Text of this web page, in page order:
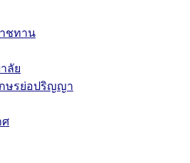
ชทาน
ลัย
ษรย่อปริญญา
ศ